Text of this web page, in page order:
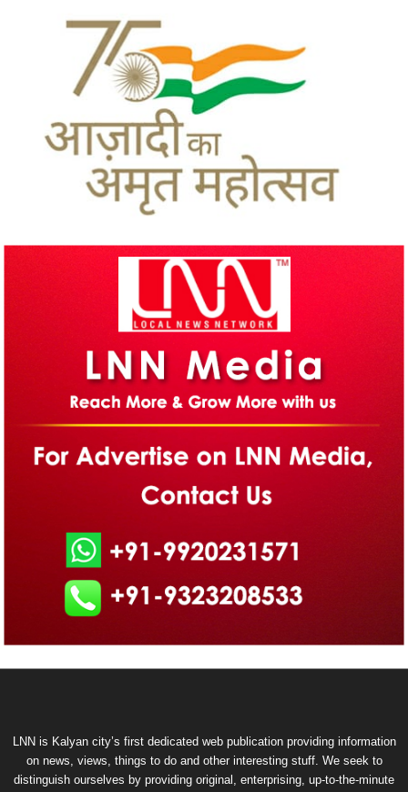
LNN is Kalyan city’s first dedicated web publication providing information
on news, views, things to do and other interesting stuff. We seek to
distinguish ourselves by providing original, enterprising, up-to-the-minute